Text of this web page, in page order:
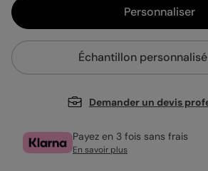
Personnaliser
Échantillon
Demander un devis
Payez en 3 fois sans frais
En savoir plus